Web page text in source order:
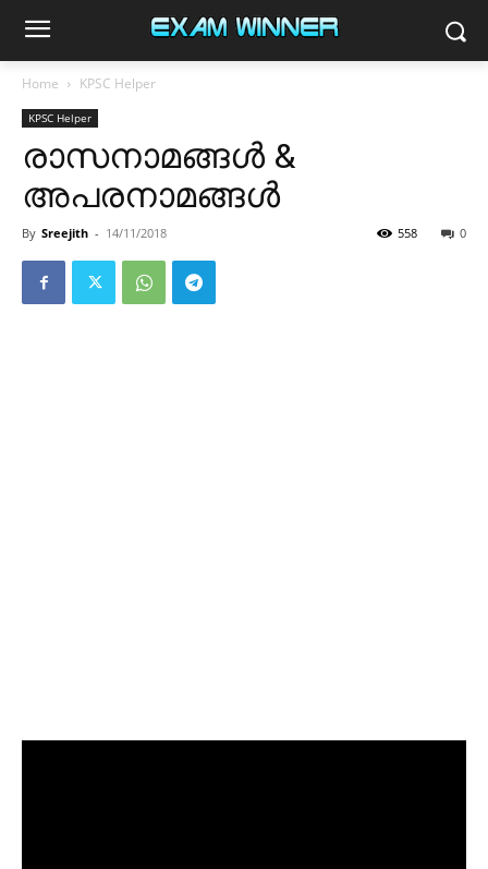
Home KPSC Helper
KPSC Helper
രാസനാമങ്ങൾ &
അപരനാമങ്ങൾ
By Sreejith - 14/11/2018 0
558